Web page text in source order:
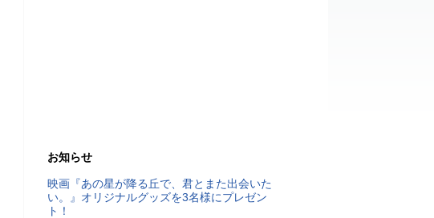
お知らせ
映画『あの星が降る丘で、君とまた出会いた
い。』オリジナルグッズを3名様にプレゼン
ト！